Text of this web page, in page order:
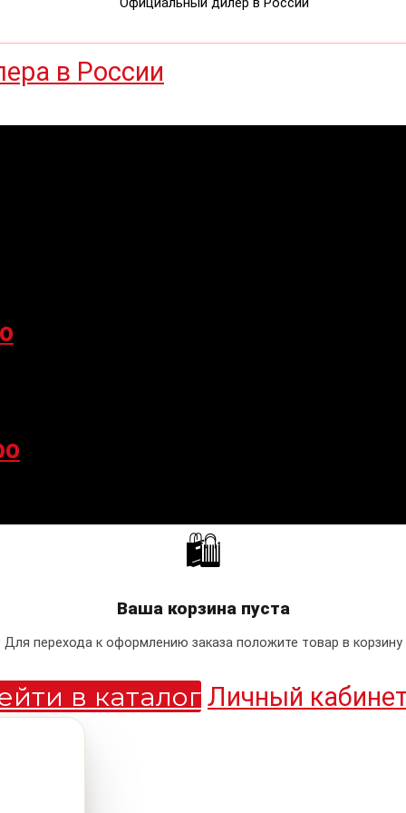
🛍
Ваша корзина пуста
Для перехода к оформлению заказа положите товар в корзину
в каталог Личный